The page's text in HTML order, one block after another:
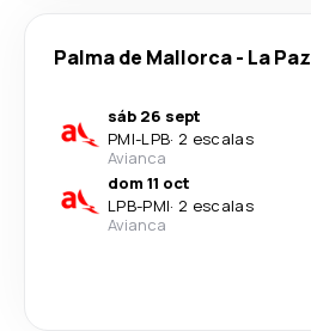
Palma de Mallorca- La Paz
sáb 26 sept
PMI-LPB· 2 escalas
Avianca
dom 11 oct
LPB-PMI· 2 escalas
Avianca